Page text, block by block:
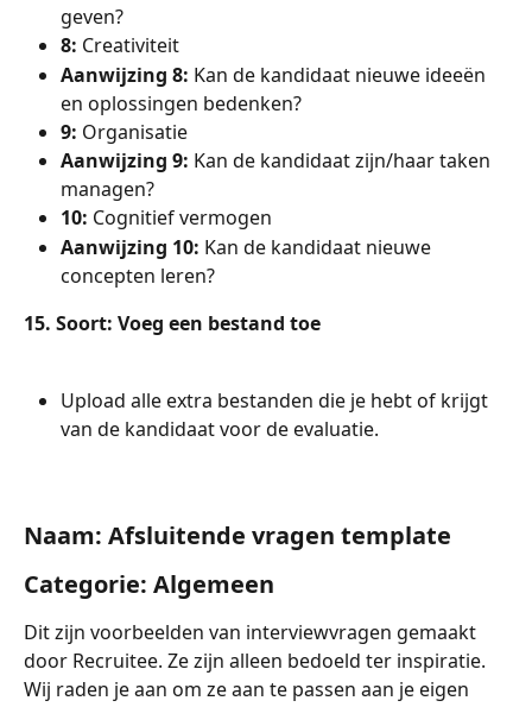
geven?
8: Creativiteit
Aanwijzing 8: Kan de kandidaat nieuwe ideeën
en oplossingen bedenken?
9: Organisatie
Aanwijzing 9: Kan de kandidaat zijn/haar taken
managen?
10: Cognitief vermogen
Aanwijzing 10: Kan de kandidaat nieuwe
concepten leren?
15. Soort: Voeg een bestand toe
Upload alle extra bestanden die je hebt of krijgt
van de kandidaat voor de evaluatie.
Naam: Afsluitende vragen template
Categorie: Algemeen
Dit zijn voorbeelden van interviewvragen gemaakt
door Recruitee. Ze zijn alleen bedoeld ter inspiratie.
Wij raden je aan om ze aan te passen aan je eigen